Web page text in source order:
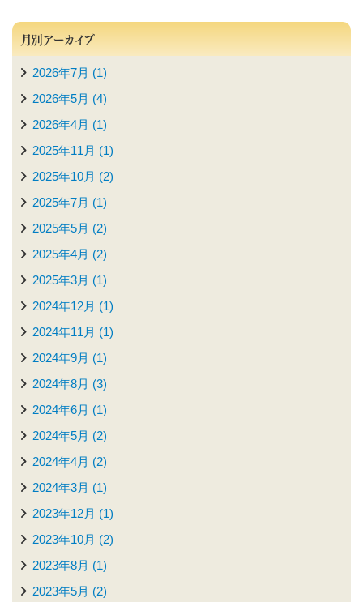
月別アーカイブ
2026年7月 (1)
2026年5月 (4)
2026年4月 (1)
2025年11月 (1)
2025年10月 (2)
2025年7月 (1)
2025年5月 (2)
2025年4月 (2)
2025年3月 (1)
2024年12月 (1)
2024年11月 (1)
2024年9月 (1)
2024年8月 (3)
2024年6月 (1)
2024年5月 (2)
2024年4月 (2)
2024年3月 (1)
2023年12月 (1)
2023年10月 (2)
2023年8月 (1)
2023年5月 (2)